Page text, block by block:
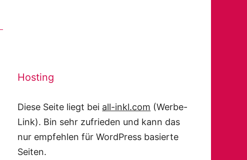
Hosting
Diese Seite liegt bei all-inkl.com (Werbe-
Link). Bin sehr zufrieden und kann das
nur empfehlen für WordPress basierte
Seiten.